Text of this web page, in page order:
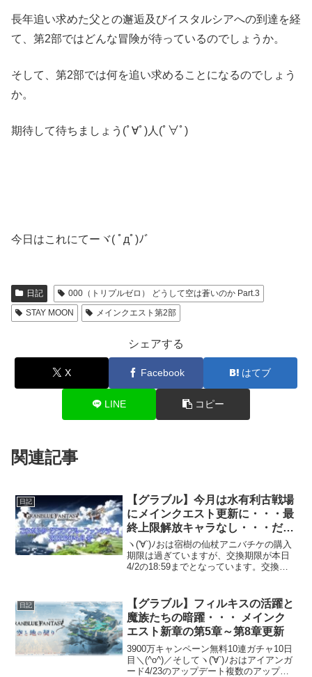
長年追い求めた父との邂逅及びイスタルシアへの到達を経
て、第2部ではどんな冒険が待っているのでしょうか。
そして、第2部では何を追い求めることになるのでしょう
か。
期待して待ちましょう(ﾟ∀ﾟ)人(ﾟ∀ﾟ)
今日はこれにてーヾ( ﾟдﾟ)ﾉ゛
日記
000（トリプルゼロ） どうして空は蒼いのか Part.3
STAY MOON
メインクエスト第2部
シェアする
X Facebook はてブ
LINE コピー
関連記事
日記
【グラブル】今月は水有利古戦場
にメインクエスト更新に・・・最
終上限解放キャラなし・・・だ
と・・・！？ これグラ2026年4月
号更新
ヽ('∀`)ﾉおは宿樹の仙杖アニバチケの購入
期限は過ぎていますが、交換期限が本日
4/2の18:59までとなっています。交換の
ュール以下、引用の画像はこれから...
日記
【グラブル】フィルキスの活躍と
魔族たちの暗躍・・・ メインク
エスト新章の第5章～第8章更新
3900万キャンペーン無料10連ガチャ10日
目＼(^o^)／そしてヽ('∀`)ﾉおはアイアンガ
ード4/23のアップデート複数のアップデ